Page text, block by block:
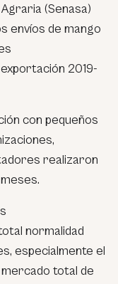
(Senasa)
envíos de mango
2019-
con pequeños
realizaron
normalidad
especialmente el
total de